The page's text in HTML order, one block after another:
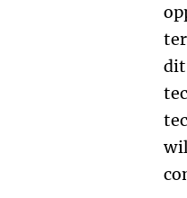
dit